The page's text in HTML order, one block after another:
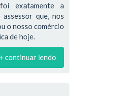
exatamente a
que, nos
o nosso comércio
de hoje.
+ continuar lendo